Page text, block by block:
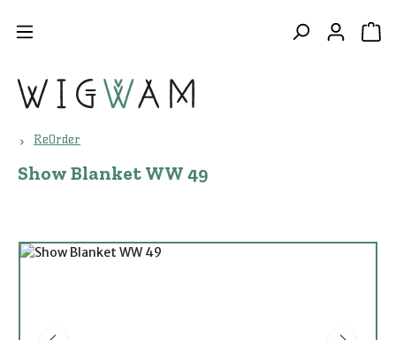
ReOrder
Show Blanket WW 49
Bildergalerie überspringen